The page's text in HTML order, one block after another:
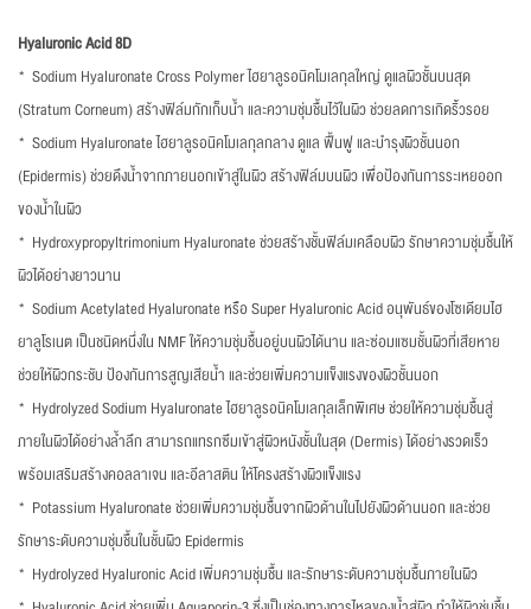
Hyaluronic Acid 8D
* Sodium Hyaluronate Cross Polymer ไฮยาลูรอนิคโมเลกุลใหญ่ ดูแลผิวชั้นบนสุด
(Stratum Corneum) สร้างฟิล์มกักเก็บน้ำ และความชุ่มชื้นไว้ในผิว ช่วยลดการเกิดริ้วรอย
* Sodium Hyaluronate ไฮยาลูรอนิคโมเลกุลกลาง ดูแล ฟื้นฟู และบำรุงผิวชั้นนอก
(Epidermis) ช่วยดึงน้ำจากภายนอกเข้าสู่ในผิว สร้างฟิล์มบนผิว เพื่อป้องกันการระเหยออก
ของน้ำในผิว
* Hydroxypropyltrimonium Hyaluronate ช่วยสร้างชั้นฟิล์มเคลือบผิว รักษาความชุ่มชื้นให้
ผิวได้อย่างยาวนาน
* Sodium Acetylated Hyaluronate หรือ Super Hyaluronic Acid อนุพันธ์ของโซเดียมไฮ
ยาลูโรเนต เป็นชนิดหนึ่งใน NMF ให้ความชุ่มชื้นอยู่บนผิวได้นาน และซ่อมแซมชั้นผิวที่เสียหาย
ช่วยให้ผิวกระชับ ป้องกันการสูญเสียน้ำ และช่วยเพิ่มความแข็งแรงของผิวชั้นนอก
* Hydrolyzed Sodium Hyaluronate ไฮยาลูรอนิคโมเลกุลเล็กพิเศษ ช่วยให้ความชุ่มชื้นสู่
ภายในผิวได้อย่างล้ำลึก สามารถแทรกซึมเข้าสู่ผิวหนังชั้นในสุด (Dermis) ได้อย่างรวดเร็ว
พร้อมเสริมสร้างคอลลาเจน และอีลาสติน ให้โครงสร้างผิวแข็งแรง
* Potassium Hyaluronate ช่วยเพิ่มความชุ่มชื้นจากผิวด้านในไปยังผิวด้านนอก และช่วย
รักษาระดับความชุ่มชื้นในชั้นผิว Epidermis
* Hydrolyzed Hyaluronic Acid เพิ่มความชุ่มชื้น และรักษาระดับความชุ่มชื้นภายในผิว